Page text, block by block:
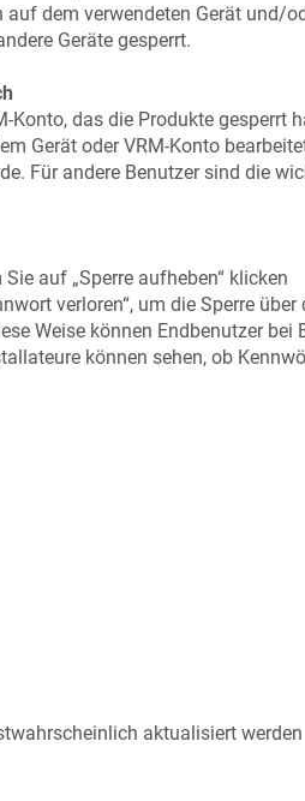
auf dem verwendeten Gerät und/
Geräte gesperrt.
Konto, das die Produkte gesperrt
Gerät oder VRM-Konto
Für andere Benutzer sind die
auf „Sperre aufheben“ klicken
verloren“, um die Sperre über
Weise können Endbenutzer bei
können sehen, ob
aktualisiert werden